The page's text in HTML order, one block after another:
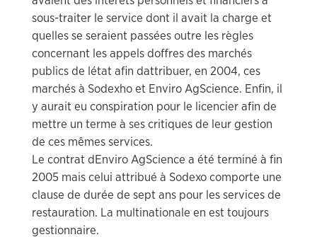
sous-traiter le service dont il avait la charge et
quelles se seraient passées outre les règles
concernant les appels doffres des marchés
publics de létat afin dattribuer, en 2004, ces
marchés à Sodexho et Enviro AgScience. Enfin, il
y aurait eu conspiration pour le licencier afin de
mettre un terme à ses critiques de leur gestion
de ces mêmes services.
Le contrat dEnviro AgScience a été terminé à fin
2005 mais celui attribué à Sodexo comporte une
clause de durée de sept ans pour les services de
restauration. La multinationale en est toujours
gestionnaire.